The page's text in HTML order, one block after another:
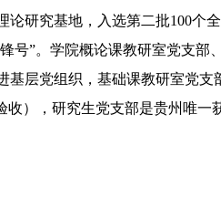
研究基地，入选第二批100个
号”。学院概论课教研室党支部
层党组织，基础课教研室党支
），研究生党支部是贵州唯一